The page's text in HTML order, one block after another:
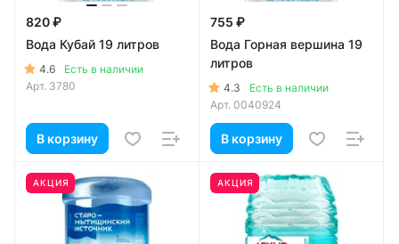
820 ₽
Вода Кубай 19 литров
4.6
Есть в наличии
Арт. 3780
В корзину
755 ₽
Вода Горная вершина 19
литров
4.3
Есть в наличии
Арт. 0040924
В корзину
АКЦИЯ АКЦИЯ